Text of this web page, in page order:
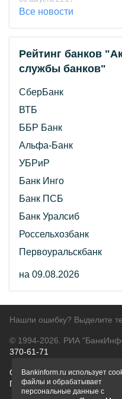
Все новости
Рейтинг банков
службы банков"
СберБанк
ВТБ
ББР Банк
Альфа-Банк
УБРиР
Банк Инго
Банк ПСБ
Банк Уралсиб
Россельхозбанк
Первоуральскбанк
на 09.08.2026
Нашли ошибку? Выделите
© 1994-2026. РИА
370-61-71
О проектеПолитика
Правовая информацияДля
Bankinform.ru использует
файлы и обрабатывает
персональные данные с